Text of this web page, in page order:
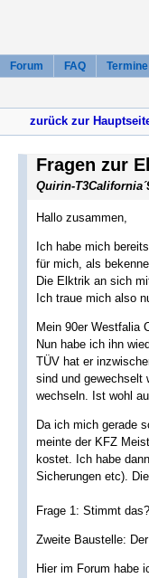
Forum FAQ Termine
zurück zur
Fragen zur
Quirin-
Hallo zusammen,
Ich habe mich
für mich, als
Die Elktrik an sich
Ich traue mich also
Mein 90er Westfalia
Nun habe ich ihn
TÜV hat er
sind und gewechselt
wechseln. Ist wohl
Da ich mich gerade
meinte der KFZ
kostet. Ich habe
Sicherungen etc).
Frage 1: Stimmt
Zweite Baustelle:
Hier im Forum habe